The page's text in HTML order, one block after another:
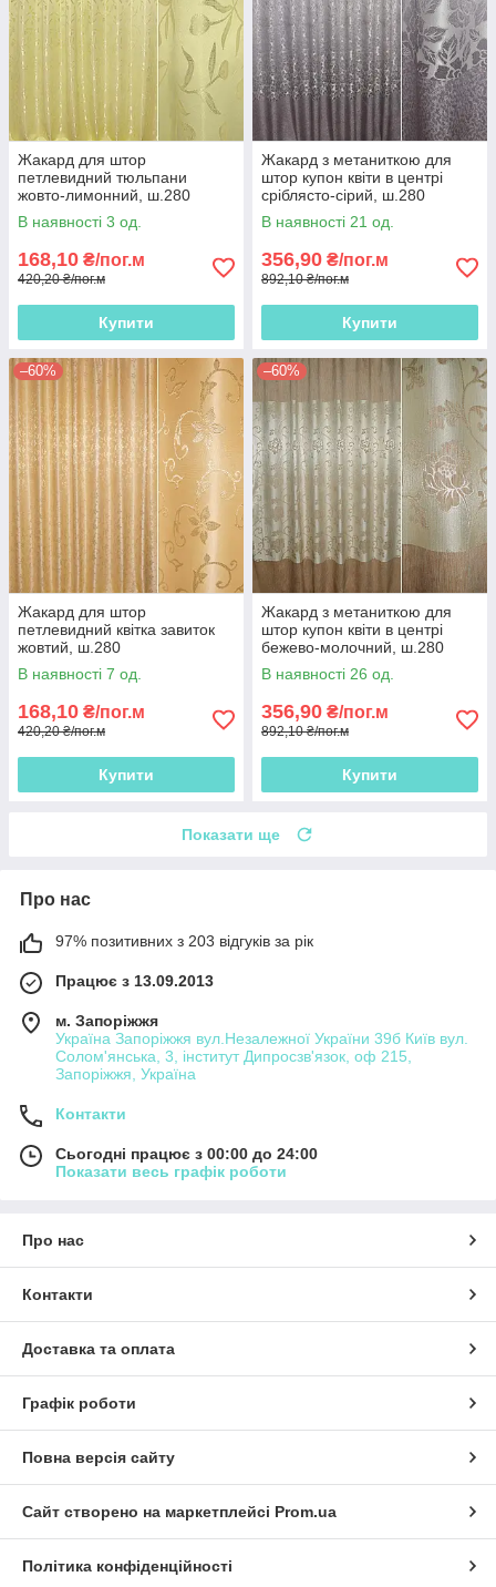
Жакард для штор
петлевидний тюльпани
жовто-лимонний, ш.280
В наявності 3 од.
168,10 ₴/пог.м
420,20 ₴/пог.м
Купити
Жакард з метаниткою для
штор купон квіти в центрі
сріблясто-сірий, ш.280
В наявності 21 од.
356,90 ₴/пог.м
892,10 ₴/пог.м
Купити
–60%
Жакард для штор
петлевидний квітка завиток
жовтий, ш.280
В наявності 7 од.
168,10 ₴/пог.м
420,20 ₴/пог.м
Купити
–60%
Жакард з метаниткою для
штор купон квіти в центрі
бежево-молочний, ш.280
В наявності 26 од.
356,90 ₴/пог.м
892,10 ₴/пог.м
Купити
Показати ще
Про нас
97% позитивних з 203 відгуків за рік
Працює з 13.09.2013
м. Запоріжжя
Україна Запоріжжя вул.Незалежної України 39б Київ вул.
Солом'янська, 3, інститут Дипросзв'язок, оф 215,
Запоріжжя, Україна
Контакти
Сьогодні працює з 00:00 до 24:00
Показати весь графік роботи
Про нас
Контакти
Доставка та оплата
Графік роботи
Повна версія сайту
Сайт створено на маркетплейсі Prom.ua
Політика конфіденційності